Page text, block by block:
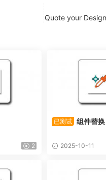
Quote your
2
已测试 组件替换
2025-10-11